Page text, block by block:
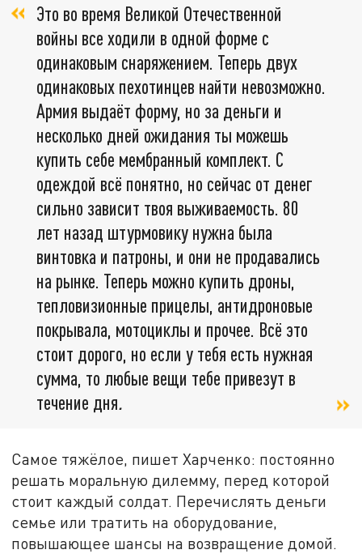
Это во время Великой Отечественной
войны все ходили в одной форме с
одинаковым снаряжением. Теперь двух
одинаковых пехотинцев найти невозможно.
Армия выдаёт форму, но за деньги и
несколько дней ожидания ты можешь
купить себе мембранный комплект. С
одеждой всё понятно, но сейчас от денег
сильно зависит твоя выживаемость. 80
лет назад штурмовику нужна была
винтовка и патроны, и они не продавались
на рынке. Теперь можно купить дроны,
тепловизионные прицелы, антидроновые
покрывала, мотоциклы и прочее. Всё это
стоит дорого, но если у тебя есть нужная
сумма, то любые вещи тебе привезут в
течение дня.
Самое тяжёлое, пишет Харченко: постоянно
решать моральную дилемму, перед которой
стоит каждый солдат. Перечислять деньги
семье или тратить на оборудование,
повышающее шансы на возвращение домой.